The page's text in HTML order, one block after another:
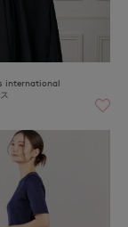
international